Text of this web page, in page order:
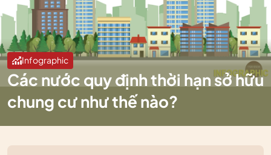
Infographic
Các nước quy định thời hạn sở hữu
chung cư như thế nào?